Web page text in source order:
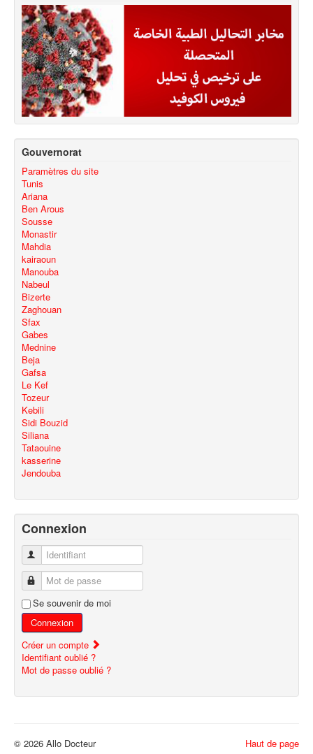
Gouvernorat
Paramètres du site
Tunis
Ariana
Ben Arous
Sousse
Monastir
Mahdia
kairaoun
Manouba
Nabeul
Bizerte
Zaghouan
Sfax
Gabes
Mednine
Beja
Gafsa
Le Kef
Tozeur
Kebili
Sidi Bouzid
Siliana
Tataouine
kasserine
Jendouba
Connexion
Identifiant
Mot de passe
Se souvenir de moi
Connexion
Créer un compte
Identifiant oublié ?
Mot de passe oublié ?
Haut de page
© 2026 Allo Docteur